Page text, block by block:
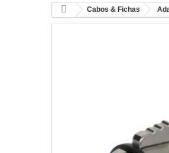
Cabos & Fichas